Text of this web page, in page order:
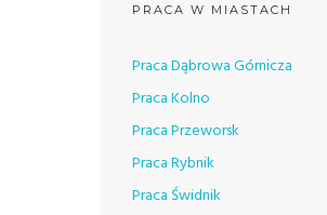
PRACA W MIASTACH
Praca Dąbrowa Górnicza
Praca Kolno
Praca Przeworsk
Praca Rybnik
Praca Świdnik